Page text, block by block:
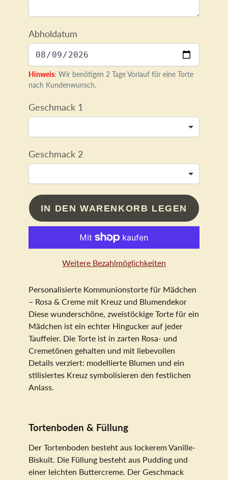
Abholdatum
Hinweis: Wir benötigen 2 Tage Vorlauf für eine Torte
nach Kundenwunsch.
Geschmack 1
Geschmack 2
IN DEN WARENKORB LEGEN
Weitere Bezahlmöglichkeiten
Personalisierte Kommunionstorte für Mädchen
– Rosa & Creme mit Kreuz und Blumendekor
Diese wunderschöne, zweistöckige Torte für ein
Mädchen ist ein echter Hingucker auf jeder
Tauffeier. Die Torte ist in zarten Rosa- und
Cremetönen gehalten und mit liebevollen
Details verziert: modellierte Blumen und ein
stilisiertes Kreuz symbolisieren den festlichen
Anlass.
Tortenboden & Füllung
Der Tortenboden besteht aus lockerem Vanille-
Biskuit. Die Füllung besteht aus Pudding und
einer leichten Buttercreme. Der Geschmack